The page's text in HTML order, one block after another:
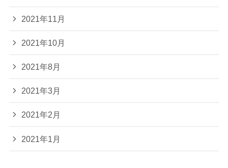
2021年11月
2021年10月
2021年8月
2021年3月
2021年2月
2021年1月